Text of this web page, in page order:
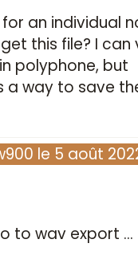
an individual
this file? I can
polyphone, but
a way to save
le 5 août
to wav export ...